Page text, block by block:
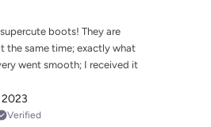
boots! They are
the same time; exactly what
went smooth; I received it
2023
Verified